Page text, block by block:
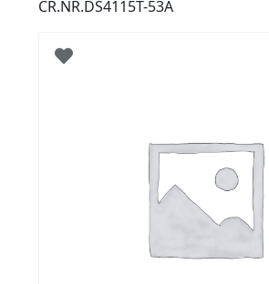
CR.NR.DS4115T-53A